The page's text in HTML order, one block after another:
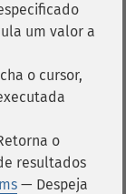
um valor a
o cursor,
o
resultados
— Despeja